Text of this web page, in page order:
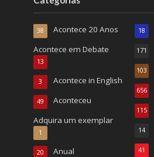
Acontece 20 Anos
38
Acontece em Debate
13
Acontece in English
3
Aconteceu
49
Adquira um exemplar
1
Anual
20
18
171
103
656
115
14
41